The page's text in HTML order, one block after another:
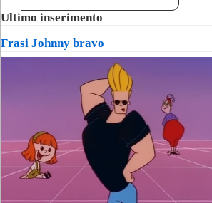
Ultimo inserimento
Frasi Johnny bravo